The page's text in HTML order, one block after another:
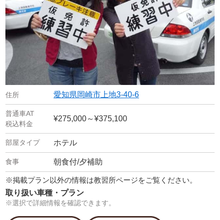
愛知県岡崎市上地3-40-6
¥275,000～¥375,100
ホテル
朝食付/夕補助
※掲載プラン以外の情報は教習所ページをご覧ください。
取り扱い車種・プラン
※選択で詳細情報を確認できます。